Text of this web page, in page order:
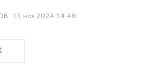
11 ноя 2024 14:48